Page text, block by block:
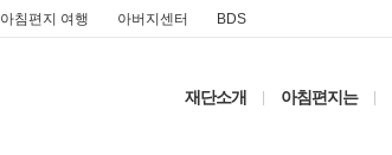
아침편지 여행 아버지센터 BDS
재단소개 아침편지는